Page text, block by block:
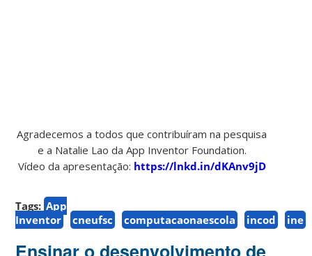
Agradecemos a todos que contribuíram na pesquisa
e a Natalie Lao da App Inventor Foundation.
Vídeo da apresentação: https://lnkd.in/dKAnv9jD
Tags: App
Inventor
cneufsc computacaonaescola incod ine
Ensinar o desenvolvimento de